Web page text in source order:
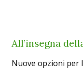
All’insegna
Nuove opzioni per